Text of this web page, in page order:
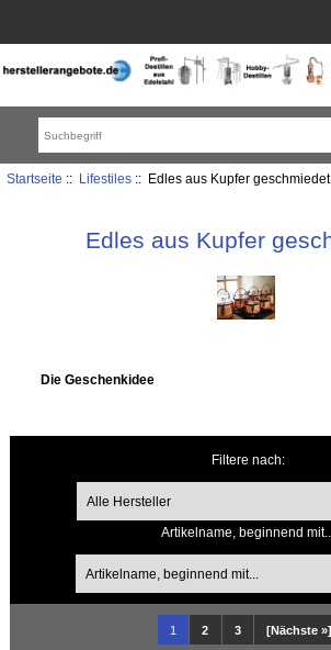
Startseite :: Lifestiles:: Edles aus Kupfer geschmiedet
Edles aus Kupfer
Die Geschenkidee
Filtere nach:
Artikelname, beginnend mit...
1 2 3 [Nächste »]